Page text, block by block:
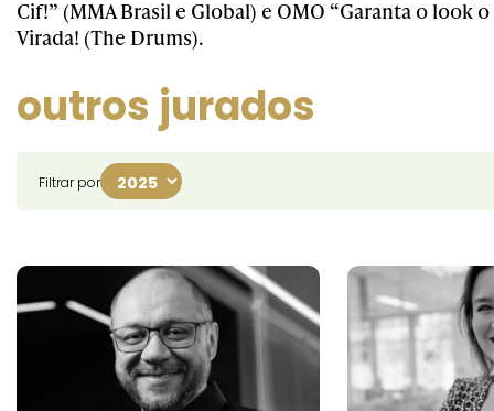
Cif!” (MMA Brasil e Global) e OMO “Garanta o look
Virada! (The Drums).
outros jurados
Filtrar por